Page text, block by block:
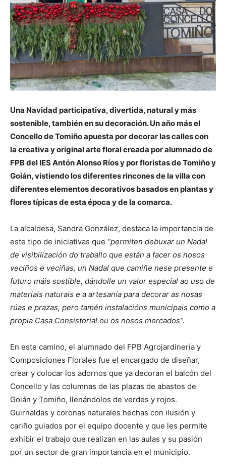
Una Navidad participativa, divertida, natural y más
sostenible, también en su decoración. Un año más el
Concello de Tomiño apuesta por decorar las calles con
la creativa y original arte floral creada por alumnado de
FPB del IES Antón Alonso Ríos y por floristas de Tomiño y
Goián, vistiendo los diferentes rincones de la villa con
diferentes elementos decorativos basados en plantas y
flores típicas de esta época y de la comarca.
La alcaldesa, Sandra González, destaca la importancia de
este tipo de iniciativas que “permiten debuxar un Nadal
de visibilización do traballo que están a facer os nosos
veciños e veciñas, un Nadal que camiñe nese presente e
futuro máis sostible, dándolle un valor especial ao uso de
materiais naturais e a artesanía para decorar as nosas
rúas e prazas, pero tamén instalacións municipais como a
propia Casa Consistorial ou os nosos mercados”.
En este camino, el alumnado del FPB Agrojardinería y
Composiciones Florales fue el encargado de diseñar,
crear y colocar los adornos que ya decoran el balcón del
Concello y las columnas de las plazas de abastos de
Goián y Tomiño, llenándolos de verdes y rojos.
Guirnaldas y coronas naturales hechas con ilusión y
cariño guiados por el equipo docente y que les permite
exhibir el trabajo que realizan en las aulas y su pasión
por un sector de gran importancia en el municipio.